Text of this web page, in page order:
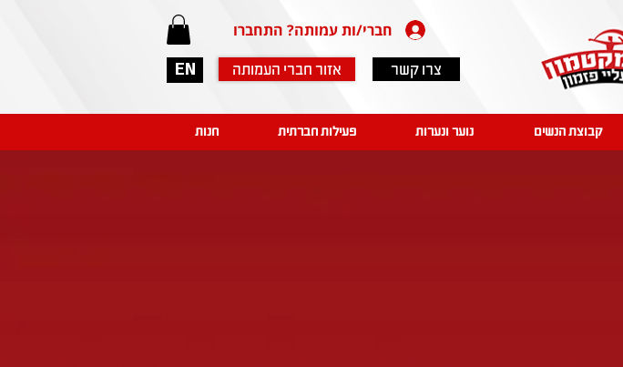
EN
חברי/ות עמותה? התחברו
אזור חברי העמותה צרו קשר
קבוצת הנשים נוער ונערות פעילות חברתית חנות